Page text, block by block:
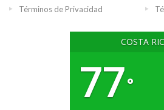
Términos de Privacidad
COSTA
77°